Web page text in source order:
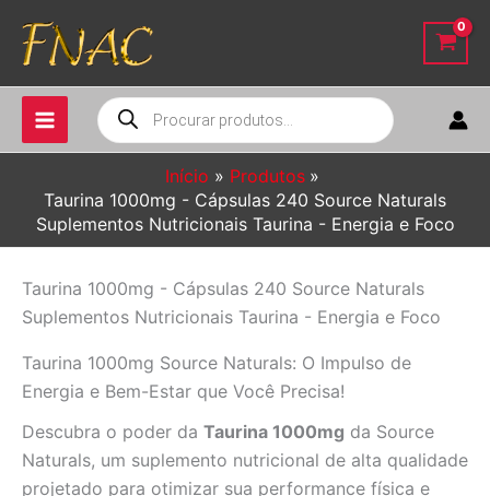
para
conteúdo
Pesquisar
produtos
Início
Produtos
Taurina 1000mg - Cápsulas 240 Source Naturals
Suplementos Nutricionais Taurina - Energia e Foco
Taurina 1000mg - Cápsulas 240 Source Naturals
Suplementos Nutricionais Taurina - Energia e Foco
Taurina 1000mg Source Naturals: O Impulso de
Energia e Bem-Estar que Você Precisa!
Descubra o poder da Taurina 1000mg da Source
Naturals, um suplemento nutricional de alta qualidade
projetado para otimizar sua performance física e